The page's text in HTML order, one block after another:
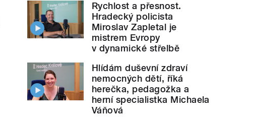
Rychlost a přesnost.
Hradecký policista
Miroslav Zapletal je
mistrem Evropy
v dynamické střelbě
Hlídám duševní zdraví
nemocných dětí, říká
herečka, pedagožka a
herní specialistka Michaela
Váňová